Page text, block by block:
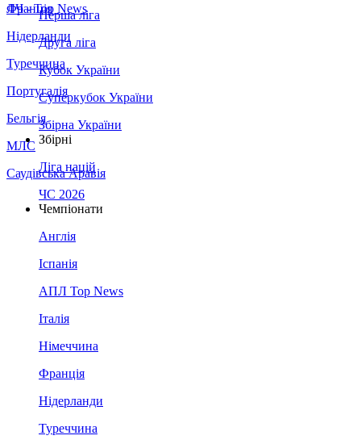
Франція
Нідерланди
Туреччина
Португалія
Бельгія
МЛС
Саудівська Аравія
ЛЧ - Top News
Перша ліга
Друга ліга
Кубок України
Суперкубок України
Збірна України
Збірні
Ліга націй
ЧС 2026
Чемпіонати
Англія
Іспанія
АПЛ Top News
Італія
Німеччина
Франція
Нідерланди
Туреччина